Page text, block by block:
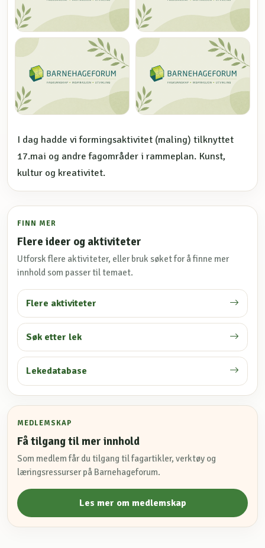
I dag hadde vi formingsaktivitet (maling) tilknyttet
17.mai og andre fagområder i rammeplan. Kunst,
kultur og kreativitet.
FINN MER
Flere ideer og aktiviteter
Utforsk flere aktiviteter, eller bruk søket for å finne mer
innhold som passer til temaet.
Flere aktiviteter
Søk etter lek
Lekedatabase
MEDLEMSKAP
Få tilgang til mer innhold
Som medlem får du tilgang til fagartikler, verktøy og
læringsressurser på Barnehageforum.
Les mer om medlemskap